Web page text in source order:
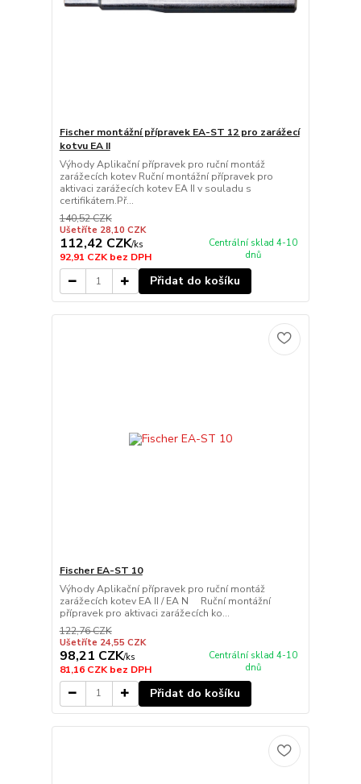
Fischer montážní přípravek EA-ST 12 pro zarážecí
kotvu EA II
Výhody Aplikační přípravek pro ruční montáž
zarážecích kotev Ruční montážní přípravek pro
aktivaci zarážecích kotev EA II v souladu s
certifikátem.Př...
140,52 CZK
Ušetříte 28,10 CZK
112,42 CZK/ks
92,91 CZKbez DPH
Centrální sklad 4-10
dnů
Přidat do košíku
Fischer EA-ST 10
Výhody Aplikační přípravek pro ruční montáž
zarážecích kotev EA II / EA N Ruční montážní
přípravek pro aktivaci zarážecích ko...
122,76 CZK
Ušetříte 24,55 CZK
98,21 CZK/ks
81,16 CZKbez DPH
Centrální sklad 4-10
dnů
Přidat do košíku